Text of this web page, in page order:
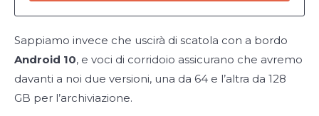
Sappiamo invece che uscirà di scatola con a bordo
Android 10, e voci di corridoio assicurano che avremo
davanti a noi due versioni, una da 64 e l’altra da 128
GB per l’archiviazione.